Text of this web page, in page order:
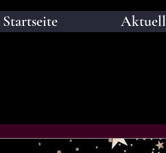
Startseite Aktuell